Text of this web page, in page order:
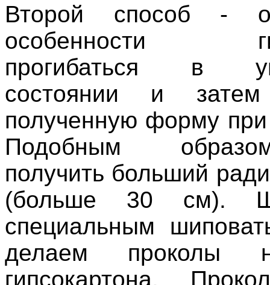
Второй способ -
особенности
прогибаться в
состоянии и затем
полученную форму
Подобным
получить больший
(больше 30 см).
специальным
делаем проколы
гипсокартона.